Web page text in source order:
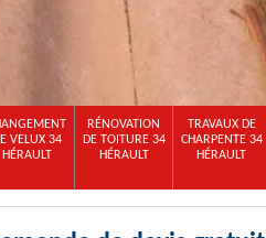
VELUX 34
HÉRAULT
RÉNOVATION
DE TOITURE 34
HÉRAULT
TRAVAUX DE
CHARPENTE 34
HÉRAULT